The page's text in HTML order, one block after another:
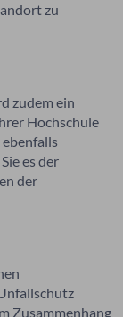
zu
zudem ein
Hochschule
es der
der
Zusammenhang